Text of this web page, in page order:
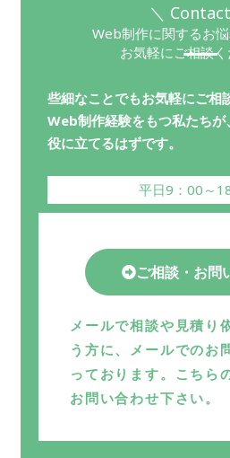
＼
Web制作に関するお
お気軽にご相談く
些細なことでもお気軽にご相
Web制作経験をもつ私たち
役に立てるはずです。
平日9：00～
ご相談・お問
メールで相談や見積り
う方に、メールでのお
っております。こちら
お問い合わせ下さい。